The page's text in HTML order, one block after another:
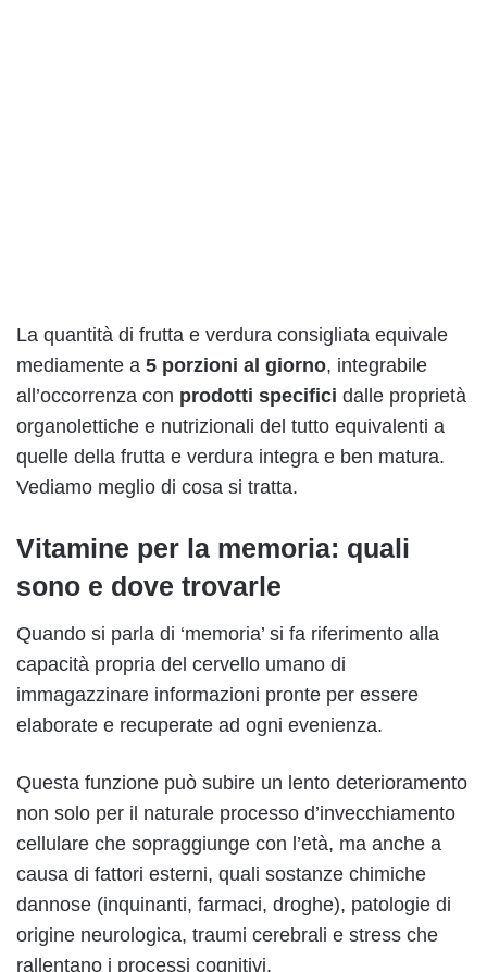
La quantità di frutta e verdura consigliata equivale
mediamente a 5 porzioni al giorno, integrabile
all’occorrenza con prodotti specifici dalle proprietà
organolettiche e nutrizionali del tutto equivalenti a
quelle della frutta e verdura integra e ben matura.
Vediamo meglio di cosa si tratta.
Vitamine per la memoria: quali
sono e dove trovarle
Quando si parla di ‘memoria’ si fa riferimento alla
capacità propria del cervello umano di
immagazzinare informazioni pronte per essere
elaborate e recuperate ad ogni evenienza.
Questa funzione può subire un lento deterioramento
non solo per il naturale processo d’invecchiamento
cellulare che sopraggiunge con l’età, ma anche a
causa di fattori esterni, quali sostanze chimiche
dannose (inquinanti, farmaci, droghe), patologie di
origine neurologica, traumi cerebrali e stress che
rallentano i processi cognitivi.